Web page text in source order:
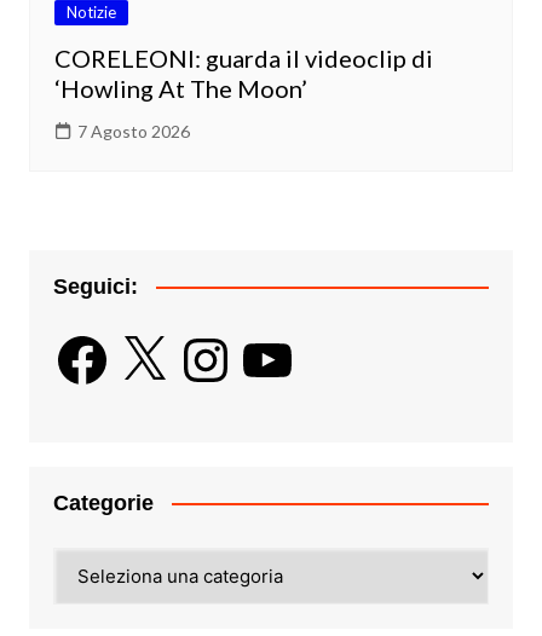
Notizie
CORELEONI: guarda il videoclip di
‘Howling At The Moon’
7 Agosto 2026
Seguici:
Facebook
X InstagramYouTube
Categorie